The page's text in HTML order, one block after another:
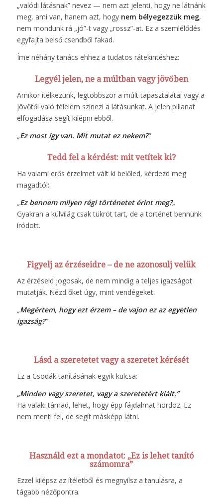
„valódi látásnak” nevez — nem azt jelenti, hogy ne látnánk
meg, ami van, hanem azt, hogy nem bélyegezzük meg,
nem mondunk rá „jó”-t vagy „rossz”-at. Ez a szemlélődés
egyfajta belső csendből fakad.
Íme néhány tanács ehhez a tudatos rátekintéshez:
Legyél jelen, ne a múltban vagy jövőben
Amikor ítélkezünk, legtöbbször a múlt tapasztalatai vagy a
jövőtől való félelem színezi a látásunkat. A jelen pillanat
elfogadása segít kilépni ebből.
„Ez most így van. Mit mutat ez nekem?”
Tedd fel a kérdést: mit vetítek ki?
Ha valami erős érzelmet vált ki belőled, kérdezd meg
magadtól:
„Ez bennem milyen régi történetet érint meg?„
Gyakran a külvilág csak tükröt tart, de a történet bennünk
íródott.
Figyelj az érzéseidre – de ne azonosulj velük
Az érzéseid jogosak, de nem mindig a teljes igazságot
mutatják. Nézd őket úgy, mint vendégeket:
„Megértem, hogy ezt érzem – de vajon ez az egyetlen
igazság?”
Lásd a szeretetet vagy a szeretet kérését
Ez a Csodák tanításának egyik kulcsa:
„Minden vagy szeretet, vagy a szeretetért kiált.”
Ha valaki támad, lehet, hogy épp fájdalmat hordoz. Ez
nem menti fel, de segít másképp látni.
Használd ezt a mondatot: „Ez is lehet tanító
számomra”
Ezzel kilépsz az ítéletből és megnyílsz a tanulásra, a
tágabb nézőpontra.